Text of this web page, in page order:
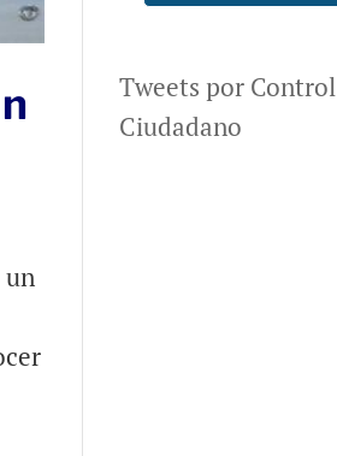
un
Tweets por Control
Ciudadano